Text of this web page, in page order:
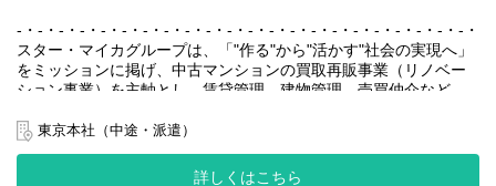
ITやAIを活用して作業効率を上げる取り組みを行っており、全社の
平均月残業時間は約15時間程度と業界の半分以下の数字です。
また、フレックスタイム制度を導入しており、繁忙期や閑散期に
る働き方をしています。
・物件販売資料の作成、不動産仲介会社への販促活動
・販売物件の契約、引渡し業務 など
＜POINT＞
す。
◆歩合、ノルマはありません。※部署目標及び個人目標はござい
-・-・-・-・-・-・-・-・-・-・-・-・-・-・-・-・-・-・-・-・-・-・-
スター・マイカグループは、「"作る"から"活かす"社会の実現へ」
をミッションに掲げ、中古マンションの買取再販事業（リノベー
ション事業）を主軸とし、賃貸管理、建物管理、売買仲介など、
私たちの最大の強みは、堅実かつ効率的に収益を生み出す独自の
ビジネスモデルです。
賃貸中のマンションを一室単位で仕入れ、入居者様が退去後にリ
東京本社（中途・派遣）
詳しくはこちら